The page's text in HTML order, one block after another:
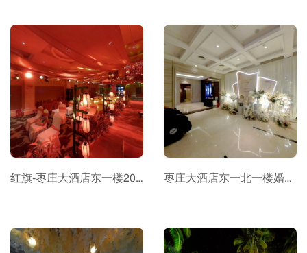
红旗-枣庄大酒店东一楼2021年元旦传统婚礼全景 枣庄大酒店东一北一楼婚礼全景26号